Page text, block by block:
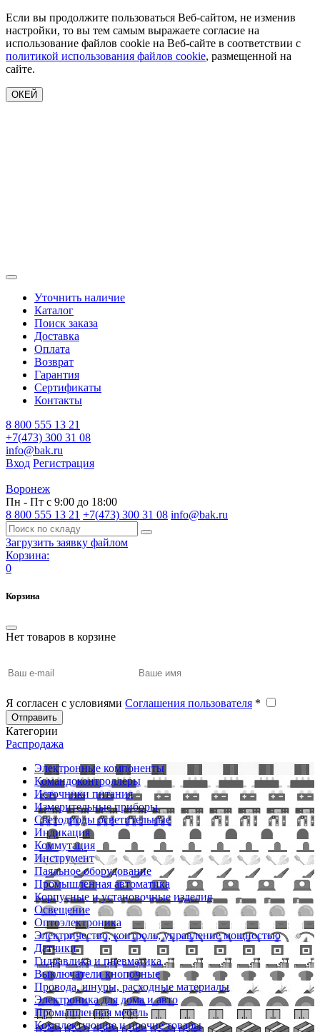
Если вы продолжите пользоваться Веб-сайтом, не изменив
настройки, то вы тем самым выражаете согласие на
использование файлов cookie на Веб-сайте в соответствии с
политикой использования файлов cookie, размещенной на
сайте.
ОКЕЙ
Уточнить наличие
Каталог
Поиск заказа
Доставка
Оплата
Возврат
Гарантия
Сертификаты
Контакты
8 800 555 13 21
+7(473) 300 31 08
info@bak.ru
Вход Регистрация
Воронеж
Пн - Пт с 9:00 до 18:00
8 800 555 13 21 +7(473) 300 31 08 info@bak.ru
Загрузить заявку файлом
Корзина:
0
Корзина
Нет товаров в корзине
Я согласен с условиями Соглашения пользователя *
Отправить
Категории
Распродажа
Электронные компоненты
Командоконтроллеры
Источники питания
Измерительные приборы
Светодиоды осветительные
Индикация
Коммутация
Инструмент
Паяльное оборудование
Промышленная автоматика
Корпусные и установочные изделия
Освещение
Оптоэлектроника
Электричество, контроль, управление мощностью
Датчики
Гидравлика и пневматика
Выключатели кнопочные
Провода, шнуры, расходные материалы
Электроника для дома и авто
Промышленная мебель
Комплектующие и прочие товары